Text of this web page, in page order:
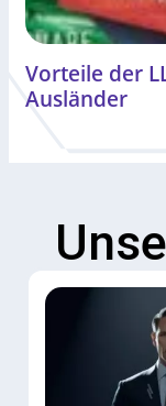
Vorteile der
Ausländer